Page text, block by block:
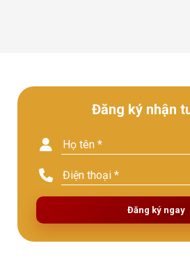
Đăng ký nhận
Đăng ký ngay